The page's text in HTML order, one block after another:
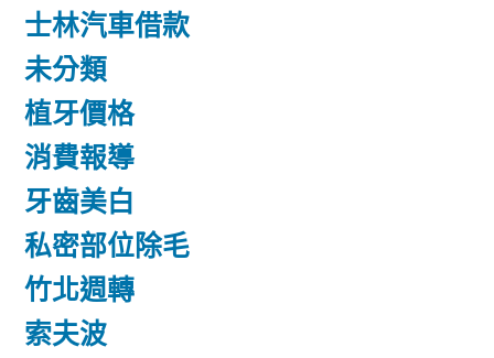
士林汽車借款
未分類
植牙價格
消費報導
牙齒美白
私密部位除毛
竹北週轉
索夫波